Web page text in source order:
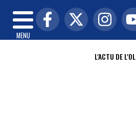
MENU
L'ACTU DE L'OL